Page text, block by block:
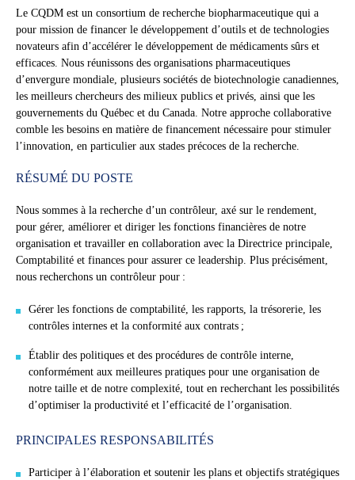
Le CQDM est un consortium de recherche biopharmaceutique qui a
pour mission de financer le développement d’outils et de technologies
novateurs afin d’accélérer le développement de médicaments sûrs et
efficaces. Nous réunissons des organisations pharmaceutiques
d’envergure mondiale, plusieurs sociétés de biotechnologie canadiennes,
les meilleurs chercheurs des milieux publics et privés, ainsi que les
gouvernements du Québec et du Canada. Notre approche collaborative
comble les besoins en matière de financement nécessaire pour stimuler
l’innovation, en particulier aux stades précoces de la recherche.
RÉSUMÉ DU POSTE
Nous sommes à la recherche d’un contrôleur, axé sur le rendement,
pour gérer, améliorer et diriger les fonctions financières de notre
organisation et travailler en collaboration avec la Directrice principale,
Comptabilité et finances pour assurer ce leadership. Plus précisément,
nous recherchons un contrôleur pour :
Gérer les fonctions de comptabilité, les rapports, la trésorerie, les
contrôles internes et la conformité aux contrats ;
Établir des politiques et des procédures de contrôle interne,
conformément aux meilleures pratiques pour une organisation de
notre taille et de notre complexité, tout en recherchant les possibilités
d’optimiser la productivité et l’efficacité de l’organisation.
PRINCIPALES RESPONSABILITÉS
Participer à l’élaboration et soutenir les plans et objectifs stratégiques